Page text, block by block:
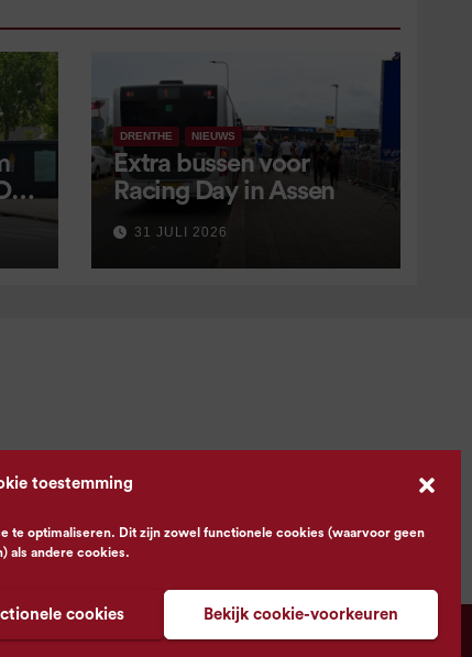
toestemming
te optimaliseren. Dit zijn zowel functionele cookies (waarvoor geen
als andere cookies.
cookies Bekijk cookie-voorkeuren
DRENTHE NIEUWS
Extra bussen voor
Racing Day in Assen
31 JULI 2026